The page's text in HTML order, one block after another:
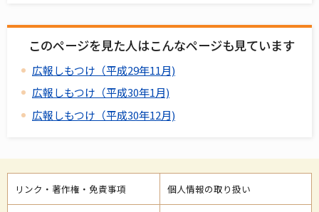
このページを見た人はこんなページも見ています
広報しもつけ（平成29年11月)
広報しもつけ（平成30年1月)
広報しもつけ（平成30年12月)
リンク・著作権・免責事項 個人情報の取り扱い